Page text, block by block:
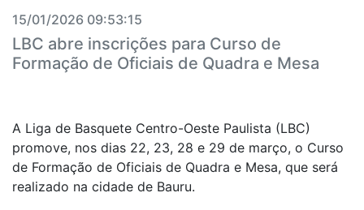
15/01/2026 09:53:15
LBC abre inscrições para Curso de
Formação de Oficiais de Quadra e Mesa
A Liga de Basquete Centro-Oeste Paulista (LBC)
promove, nos dias 22, 23, 28 e 29 de março, o Curso
de Formação de Oficiais de Quadra e Mesa, que será
realizado na cidade de Bauru.